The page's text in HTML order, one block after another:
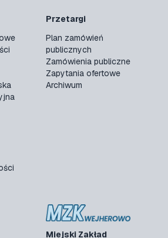
Miejski Zakład
Przetargi
Plan zamówień
publicznych
Zamówienia publiczne
Zapytania ofertowe
Archiwum